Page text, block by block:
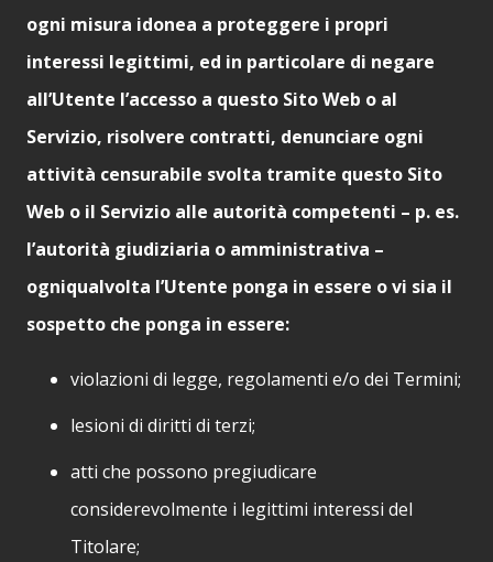
ogni misura idonea a proteggere i propri
interessi legittimi, ed in particolare di negare
all’Utente l’accesso a questo Sito Web o al
Servizio, risolvere contratti, denunciare ogni
attività censurabile svolta tramite questo Sito
Web o il Servizio alle autorità competenti – p. es.
l’autorità giudiziaria o amministrativa –
ogniqualvolta l’Utente ponga in essere o vi sia il
sospetto che ponga in essere:
violazioni di legge, regolamenti e/o dei Termini;
lesioni di diritti di terzi;
atti che possono pregiudicare
considerevolmente i legittimi interessi del
Titolare;